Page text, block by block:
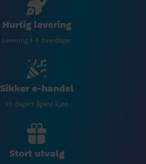
Hurtig levering
Levering 1-6 hverdager
Sikker e-handel
30 dagers åpent kjøp
Stort utvalg